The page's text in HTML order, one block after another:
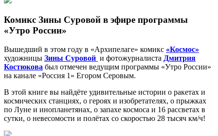
Комикс Зины Суровой в эфире программы
«Утро России»
Вышедший в этом году в «Архипелаге» комикс «Космос»
художницы Зины Суровой и фотожурналиста Дмитрия
Костюкова был отмечен ведущим программы «Утро России»
на канале «Россия 1» Егором Серовым.
В этой книге вы найдёте удивительные истории о ракетах и
космических станциях, о героях и изобретателях, о прыжках
по Луне и инопланетянах, о запахе космоса и 16 рассветах в
сутки, о невесомости и полётах со скоростью 28 тысяч км/ч!